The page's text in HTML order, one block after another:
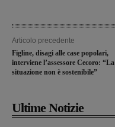
Articolo precedente
Figline, disagi alle case popolari,
interviene l’assessore Cecoro: “La
situazione non è sostenibile”
Ultime Notizie